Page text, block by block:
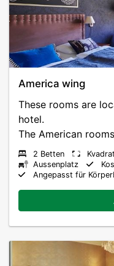
America wing
These rooms are
hotel.
The American
2 Betten
Aussenplatz
Angepasst für